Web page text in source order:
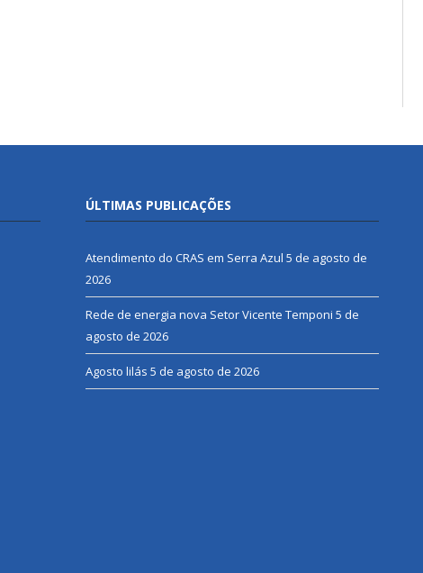
ÚLTIMAS PUBLICAÇÕES
Atendimento do CRAS em Serra Azul 5 de agosto de
2026
Rede de energia nova Setor Vicente Temponi 5 de
agosto de 2026
Agosto lilás 5 de agosto de 2026